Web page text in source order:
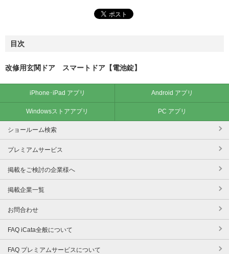
目次
改修用玄関ドア スマートドア【電池錠】
iPhone･iPad アプリ Android アプリ
Windowsストアアプリ PC アプリ
ショールーム検索
プレミアムサービス
掲載をご検討の企業様へ
掲載企業一覧
お問合わせ
FAQ iCata全般について
FAQ プレミアムサービスについて